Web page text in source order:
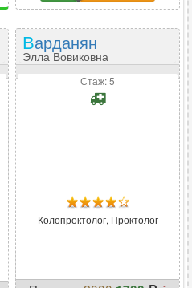
Варданян
Элла Вовиковна
Стаж: 5
Колопроктолог, Проктолог